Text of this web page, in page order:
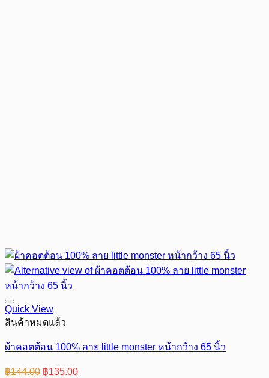
Quick View
สินค้าหมดแล้ว
ผ้าคอตต้อน 100% ลาย little monster หน้ากว้าง 65 นิ้ว
฿144.00 Original
฿135.00Current